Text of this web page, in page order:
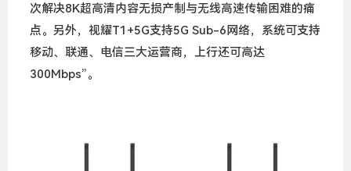
次解决8K超高清内容无损产制与无线高速传输困难的痛
点。另外，视耀T1+5G支持5G Sub-6网络，系统可支持
移动、联通、电信三大运营商，上行还可高达
300Mbps”。